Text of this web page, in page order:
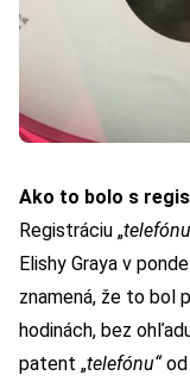
Ako to bolo s
Registráciu „telefónu
Elishy Graya v
znamená, že to bol
hodinách, bez
patent „telefónu“